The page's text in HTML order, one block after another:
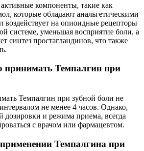
компоненты, такие как
которые обладают анальгетическими
воздействует на опиоидные рецепторы
системе, уменьшая восприятие боли, а
синтез простагландинов, что также
принимать Темпалгин при
Темпалгин при зубной боли не
не менее 4 часов. Однако,
дозировки и режима приема, всегда
с врачом или фармацевтом.
Темпалгина при